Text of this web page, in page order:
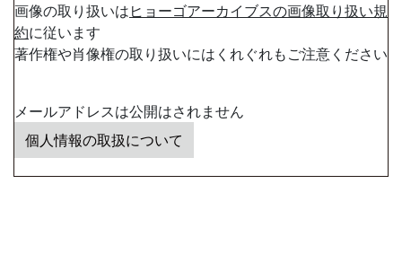
画像の取り扱いは ヒョーゴアーカイブスの画像取り扱い規
約に従います
著作権や肖像権の取り扱いにはくれぐれもご注意ください
メールアドレスは公開はされません
個人情報の取扱について